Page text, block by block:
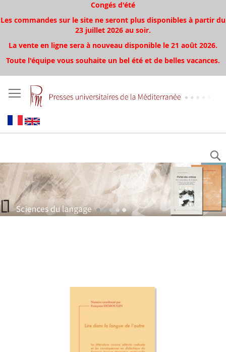
Congés d'été
Les commandes sur le site ne seront plus disponibles à partir du
23 juillet 2026 au soir.
La vente en ligne sera à nouveau disponible le 21 août 2026.
Toute l'équipe vous souhaite un bel été et de belles vacances.